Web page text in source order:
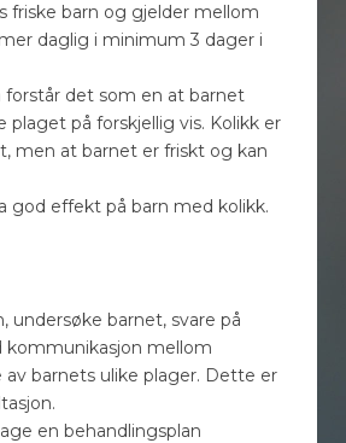
friske barn og gjelder mellom
daglig i minimum 3 dager i
det som en at barnet
på forskjellig vis. Kolikk er
men at barnet er friskt og kan
god effekt på barn med kolikk.
barnet, svare på
kommunikasjon mellom
barnets ulike plager. Dette er
en behandlingsplan